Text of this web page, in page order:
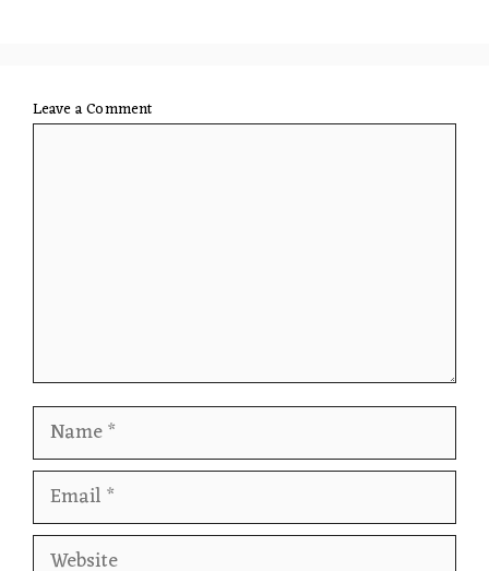
Leave a Comment
Name
Email
Website